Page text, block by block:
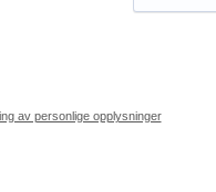
av personlige opplysninger